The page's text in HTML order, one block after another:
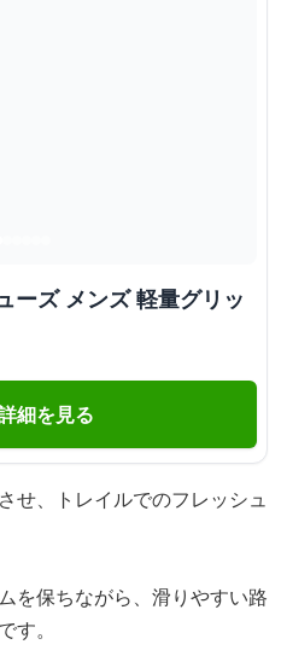
ーズ メンズ 軽量グリッ
細を見る
せ、トレイルでのフレッシュ
を保ちながら、滑りやすい路
す。